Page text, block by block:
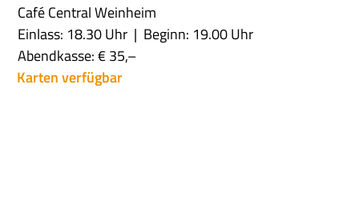
Café Central Weinheim
Einlass: 18.30 Uhr
Beginn: 19.00 Uhr
Abendkasse: € 35,–
Karten verfügbar